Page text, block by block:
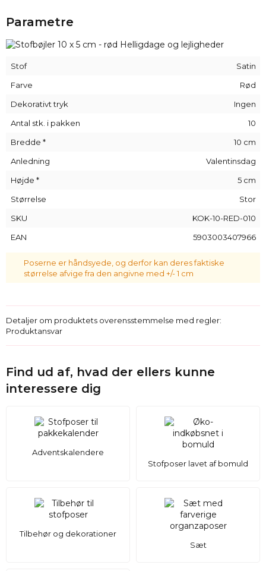
til din gaveemballage.
Bestil disse originale sløjfer i dag, og skab originale
kompositioner med stofposer!
Parametre
Stof
Satin
Farve
Rød
Dekorativt tryk
Ingen
Antal stk. i pakken
10
Bredde *
10 cm
Anledning
Valentinsdag
Højde *
5 cm
Størrelse
Stor
SKU
KOK-10-RED-010
EAN
5903003407966
Poserne er håndsyede, og derfor kan deres faktiske
størrelse afvige fra den angivne med +/- 1 cm
Detaljer om produktets overensstemmelse med regler:
Produktansvar
Find ud af, hvad der ellers kunne
interessere dig
Adventskalendere
Stofposer lavet af bomuld
Tilbehør og dekorationer
Sæt